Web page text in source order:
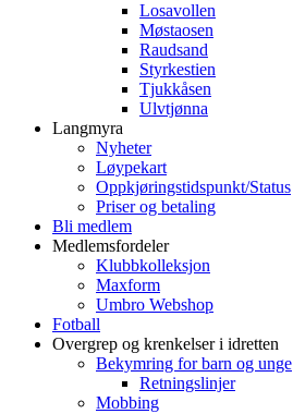
Losavollen
Møstaosen
Raudsand
Styrkestien
Tjukkåsen
Ulvtjønna
Langmyra
Nyheter
Løypekart
Oppkjøringstidspunkt/Status
Priser og betaling
Bli medlem
Medlemsfordeler
Klubbkolleksjon
Maxform
Umbro Webshop
Fotball
Overgrep og krenkelser i idretten
Bekymring for barn og unge
Retningslinjer
Mobbing